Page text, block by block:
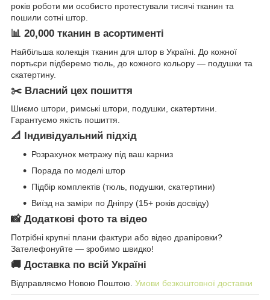
років роботи ми особисто протестували тисячі тканин та
пошили сотні штор.
📊 20,000 тканин в асортименті
Найбільша колекція тканин для штор в Україні. До кожної
портьєри підберемо тюль, до кожного кольору — подушки та
скатертину.
✂️ Власний цех пошиття
Шиємо штори, римські штори, подушки, скатертини.
Гарантуємо якість пошиття.
📐 Індивідуальний підхід
Розрахунок метражу під ваш карниз
Порада по моделі штор
Підбір комплектів (тюль, подушки, скатертини)
Виїзд на заміри по Дніпру (15+ років досвіду)
📸 Додаткові фото та відео
Потрібні крупні плани фактури або відео драпіровки?
Зателефонуйте — зробимо швидко!
🚚 Доставка по всій Україні
Відправляємо Новою Поштою. Умови безкоштовної доставки